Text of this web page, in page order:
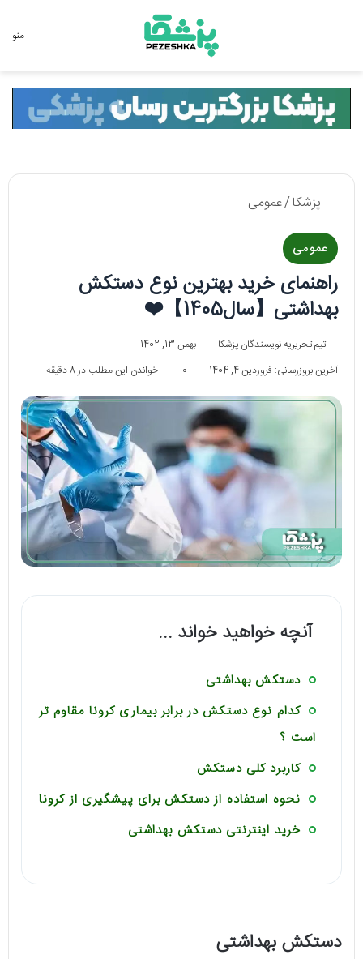
منو
پزشکا/عمومی
عمومی
راهنمای خرید بهترین نوع دستکش
بهداشتی【سال1405】❤️
تیم تحریریه نویسندگان پزشکا
بهمن 13, 1402
آخرین بروزرسانی: فروردین 4, 1404
0 خواندن این مطلب در 8 دقیقه
آنچه خواهید خواند ...
دستکش بهداشتی
کدام نوع دستکش در برابر بیماری کرونا مقاوم تر
است ؟
کاربرد کلی دستکش
نحوه استفاده از دستکش برای پیشگیری از کرونا
خرید اینترنتی دستکش بهداشتی
دستکش بهداشتی